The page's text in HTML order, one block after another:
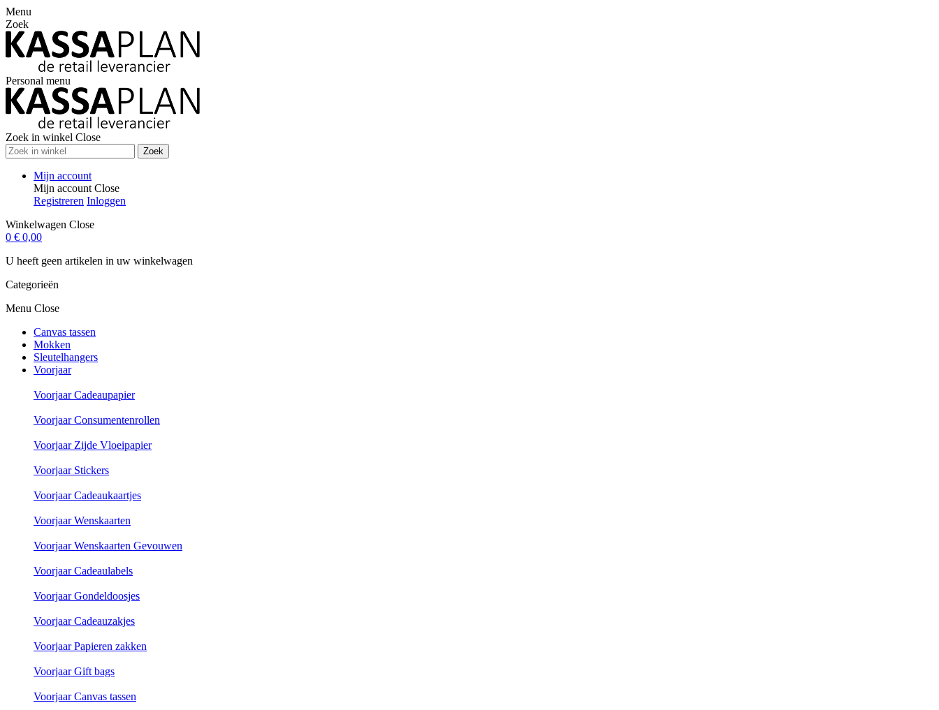
Menu
Zoek
Personal menu
Zoek in winkel Close
Zoek
Mijn account
Mijn account Close
Registreren Inloggen
Winkelwagen Close
0 € 0,00
U heeft geen artikelen in uw winkelwagen
Categorieën
Menu Close
Canvas tassen
Mokken
Sleutelhangers
Voorjaar
Voorjaar Cadeaupapier
Voorjaar Consumentenrollen
Voorjaar Zijde Vloeipapier
Voorjaar Stickers
Voorjaar Cadeaukaartjes
Voorjaar Wenskaarten
Voorjaar Wenskaarten Gevouwen
Voorjaar Cadeaulabels
Voorjaar Gondeldoosjes
Voorjaar Cadeauzakjes
Voorjaar Papieren zakken
Voorjaar Gift bags
Voorjaar Canvas tassen